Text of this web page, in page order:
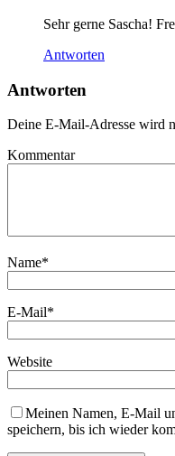
Sehr gerne Sascha!
Antworten
Antworten
Deine E-Mail-Adresse wird
Kommentar
Name*
E-Mail*
Website
Meinen Namen, E-Mail
speichern, bis ich wieder